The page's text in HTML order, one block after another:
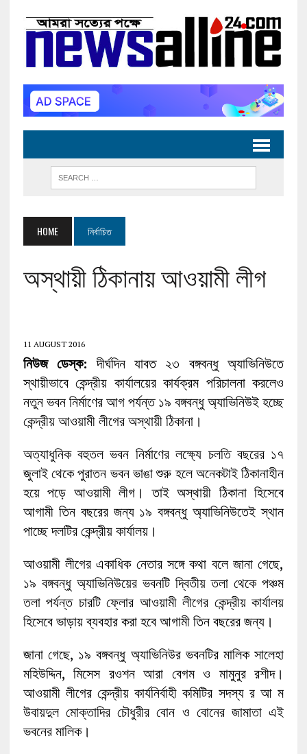
HOME নির্বাচিত
অস্থায়ী ঠিকানায় আওয়ামী লীগ
11 AUGUST 2016
নিউজ ডেস্ক: দীর্ঘদিন যাবত ২৩ বঙ্গবন্ধু অ্যাভিনিউতে
স্থায়ীভাবে কেন্দ্রীয় কার্যালয়ের কার্যক্রম পরিচালনা করলেও
নতুন ভবন নির্মাণের আগ পর্যন্ত ১৯ বঙ্গবন্ধু অ্যাভিনিউই হচ্ছে
কেন্দ্রীয় আওয়ামী লীগের অস্থায়ী ঠিকানা।
অত্যাধুনিক বহুতল ভবন নির্মাণের লক্ষ্যে চলতি বছরের ১৭
জুলাই থেকে পুরাতন ভবন ভাঙা শুরু হলে অনেকটাই ঠিকানাহীন
হয়ে পড়ে আওয়ামী লীগ। তাই অস্থায়ী ঠিকানা হিসেবে
আগামী তিন বছরের জন্য ১৯ বঙ্গবন্ধু অ্যাভিনিউতেই স্থান
পাচ্ছে দলটির কেন্দ্রীয় কার্যালয়।
আওয়ামী লীগের একাধিক নেতার সঙ্গে কথা বলে জানা গেছে,
১৯ বঙ্গবন্ধু অ্যাভিনিউয়ের ভবনটি দ্বিতীয় তলা থেকে পঞ্চম
তলা পর্যন্ত চারটি ফ্লোর আওয়ামী লীগের কেন্দ্রীয় কার্যালয়
হিসেবে ভাড়ায় ব্যবহার করা হবে আগামী তিন বছরের জন্য।
জানা গেছে, ১৯ বঙ্গবন্ধু অ্যাভিনিউর ভবনটির মালিক সালেহা
মহিউদ্দিন, মিসেস রওশন আরা বেগম ও মামুনুর রশীদ।
আওয়ামী লীগের কেন্দ্রীয় কার্যনির্বাহী কমিটির সদস্য র আ ম
উবায়দুল মোক্তাদির চৌধুরীর বোন ও বোনের জামাতা এই
ভবনের মালিক।